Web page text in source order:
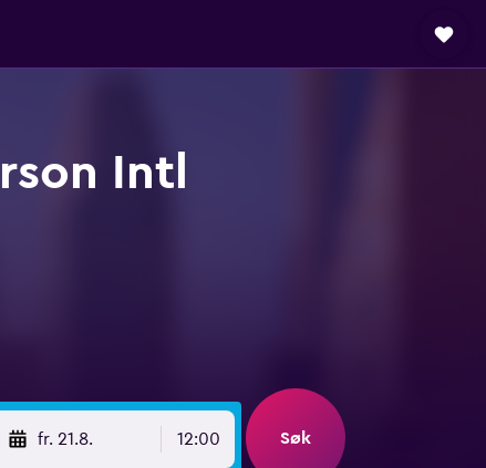
Intl
fr. 21.8. 12:00 Søk